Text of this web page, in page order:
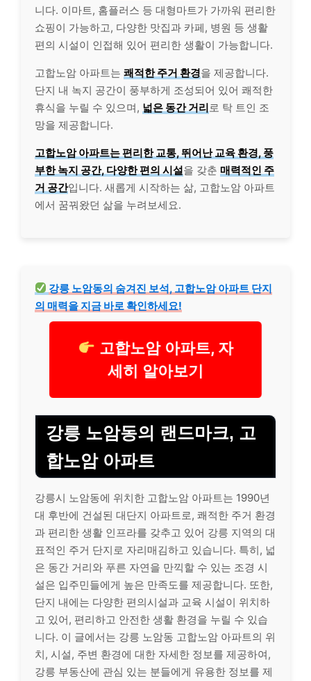
니다. 이마트, 홈플러스 등 대형마트가 가까워 편리한
쇼핑이 가능하고, 다양한 맛집과 카페, 병원 등 생활
편의 시설이 인접해 있어 편리한 생활이 가능합니다.
고합노암 아파트는 쾌적한 주거 환경을 제공합니다.
단지 내 녹지 공간이 풍부하게 조성되어 있어 쾌적한
휴식을 누릴 수 있으며, 넓은 동간 거리로 탁 트인 조
망을 제공합니다.
고합노암 아파트는편리한 교통, 뛰어난 교육 환경, 풍
부한 녹지 공간, 다양한 편의 시설을 갖춘 매력적인 주
거 공간입니다. 새롭게 시작하는 삶, 고합노암 아파트
에서 꿈꿔왔던 삶을 누려보세요.
강릉 노암동의 숨겨진 보석, 고합노암 아파트 단지
의 매력을 지금 바로 확인하세요!
고합노암 아파트, 자
세히 알아보기
강릉 노암동의 랜드마크, 고
합노암 아파트
강릉시 노암동에 위치한 고합노암 아파트는 1990년
대 후반에 건설된 대단지 아파트로, 쾌적한 주거 환경
과 편리한 생활 인프라를 갖추고 있어 강릉 지역의 대
표적인 주거 단지로 자리매김하고 있습니다. 특히, 넓
은 동간 거리와 푸른 자연을 만끽할 수 있는 조경 시
설은 입주민들에게 높은 만족도를 제공합니다. 또한,
단지 내에는 다양한 편의시설과 교육 시설이 위치하
고 있어, 편리하고 안전한 생활 환경을 누릴 수 있습
니다. 이 글에서는 강릉 노암동 고합노암 아파트의 위
치, 시설, 주변 환경에 대한 자세한 정보를 제공하여,
강릉 부동산에 관심 있는 분들에게 유용한 정보를 제